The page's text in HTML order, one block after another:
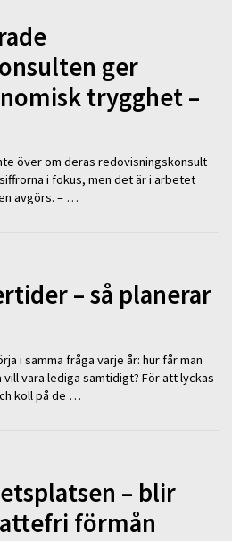
ger
trygghet –
över om deras redovisningskonsult
i fokus, men det är i arbetet
avgörs. – …
– så planerar
i samma fråga varje år: hur får man
vill vara lediga samtidigt? För att lyckas
koll på de …
– blir
förmån